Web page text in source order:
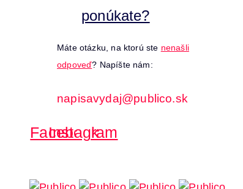
ponúkate?
Máte otázku, na ktorú ste nenašli
odpoveď? Napíšte nám:
napisavydaj@publico.sk
Facebook
Instagram